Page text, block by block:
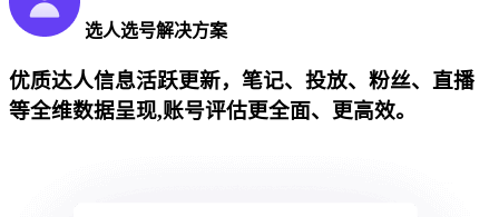
选人选号解决方案
优质达人信息活跃更新，笔记、投放、粉丝、直播
等全维数据呈现,账号评估更全面、更高效。